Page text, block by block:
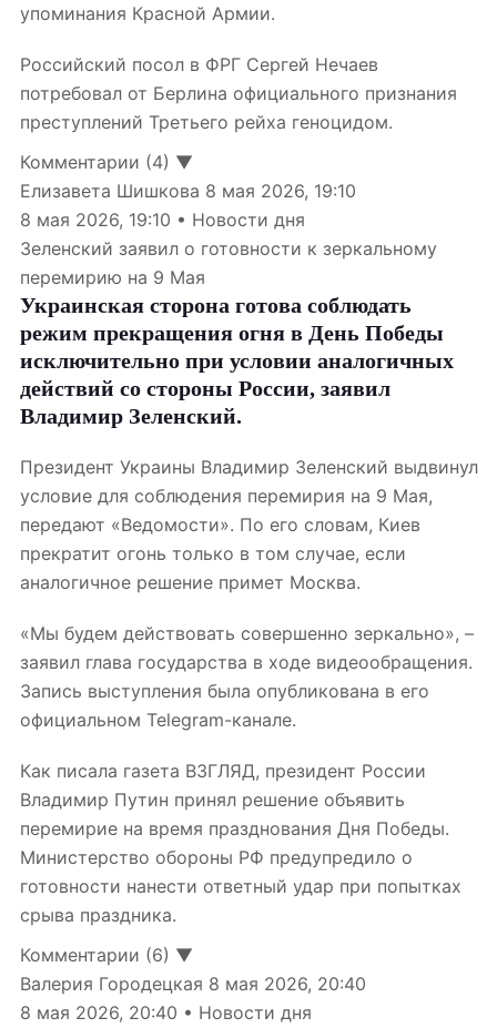
упоминания Красной Армии.
Российский посол в ФРГ Сергей Нечаев
потребовал от Берлина официального признания
преступлений Третьего рейха геноцидом.
Комментарии (4) ▼
Елизавета Шишкова 8 мая 2026, 19:10
8 мая 2026, 19:10 • Новости дня
Зеленский заявил о готовности к зеркальному
перемирию на 9 Мая
Украинская сторона готова соблюдать
режим прекращения огня в День Победы
исключительно при условии аналогичных
действий со стороны России, заявил
Владимир Зеленский.
Президент Украины Владимир Зеленский выдвинул
условие для соблюдения перемирия на 9 Мая,
передают «Ведомости». По его словам, Киев
прекратит огонь только в том случае, если
аналогичное решение примет Москва.
«Мы будем действовать совершенно зеркально», –
заявил глава государства в ходе видеообращения.
Запись выступления была опубликована в его
официальном Telegram-канале.
Как писала газета ВЗГЛЯД, президент России
Владимир Путин принял решение объявить
перемирие на время празднования Дня Победы.
Министерство обороны РФ предупредило о
готовности нанести ответный удар при попытках
срыва праздника.
Комментарии (6) ▼
Валерия Городецкая 8 мая 2026, 20:40
8 мая 2026, 20:40 • Новости дня